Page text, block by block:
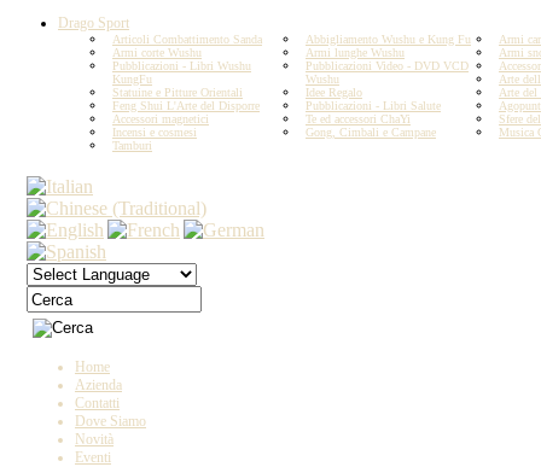
Drago Sport
Articoli Combattimento Sanda Abbigliamento Wushu e Kung Fu
Armi
Armi corte Wushu
Armi lunghe Wushu
Armi
Pubblicazioni - Libri Wushu
KungFu
Pubblicazioni Video - DVD VCD
Wushu
Arte
Statuine e Pitture Orientali
Idee Regalo
Arte del
Feng Shui L'Arte del Disporre
Pubblicazioni - Libri Salute
Accessori magnetici
Te ed accessori ChaYi
Sfere
Incensi e cosmesi
Gong, Cimbali e Campane
Musica
Tamburi
Home
Azienda
Contatti
Dove Siamo
Novità
Eventi